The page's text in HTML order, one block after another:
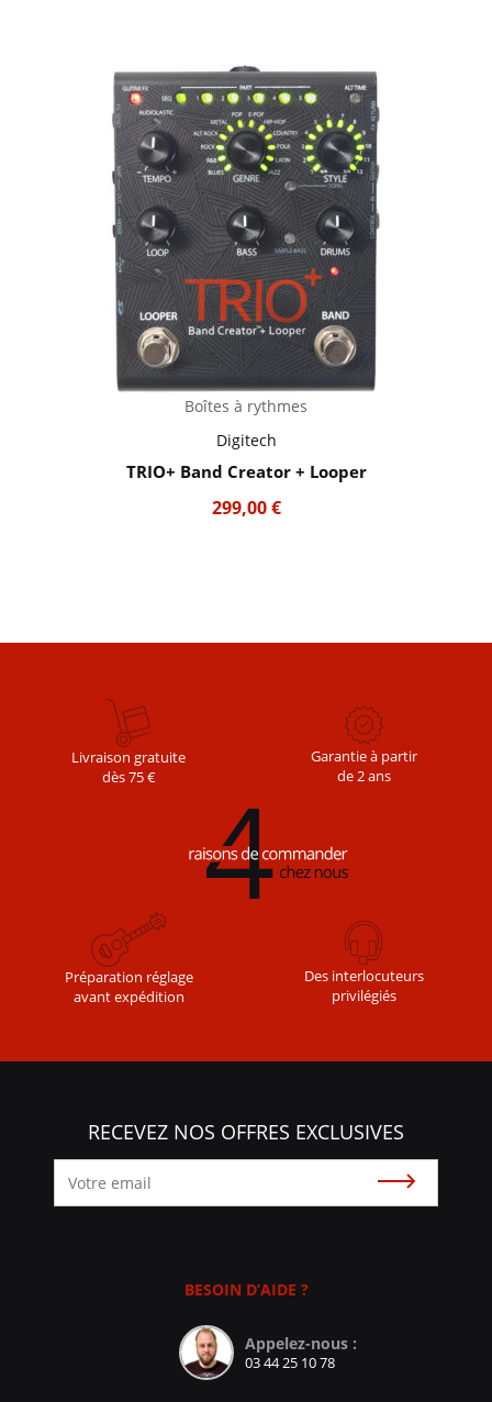
Boîtes à rythmes
Digitech
TRIO+ Band Creator + Looper
299,00€
Livraison gratuite
dès 75 €
Garantie à partir
de 2 ans
Préparation réglage
avant expédition
Des interlocuteurs
privilégiés
RECEVEZ NOS OFFRES EXCLUSIVES
Souscrire
BESOIN D’AIDE ?
Appelez-nous :
03 44 25 10 78